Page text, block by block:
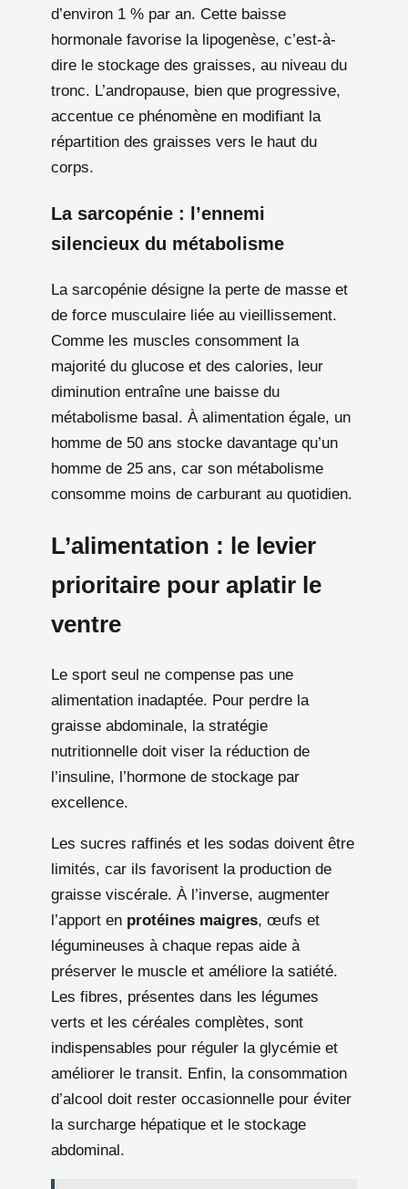
d’environ 1 % par an. Cette baisse
hormonale favorise la lipogenèse, c’est-à-
dire le stockage des graisses, au niveau du
tronc. L’andropause, bien que progressive,
accentue ce phénomène en modifiant la
répartition des graisses vers le haut du
corps.
La sarcopénie : l’ennemi
silencieux du métabolisme
La sarcopénie désigne la perte de masse et
de force musculaire liée au vieillissement.
Comme les muscles consomment la
majorité du glucose et des calories, leur
diminution entraîne une baisse du
métabolisme basal. À alimentation égale, un
homme de 50 ans stocke davantage qu’un
homme de 25 ans, car son métabolisme
consomme moins de carburant au quotidien.
L’alimentation : le levier
prioritaire pour aplatir le
ventre
Le sport seul ne compense pas une
alimentation inadaptée. Pour perdre la
graisse abdominale, la stratégie
nutritionnelle doit viser la réduction de
l’insuline, l’hormone de stockage par
excellence.
Les sucres raffinés et les sodas doivent être
limités, car ils favorisent la production de
graisse viscérale. À l’inverse, augmenter
l’apport en protéines maigres, œufs et
légumineuses à chaque repas aide à
préserver le muscle et améliore la satiété.
Les fibres, présentes dans les légumes
verts et les céréales complètes, sont
indispensables pour réguler la glycémie et
améliorer le transit. Enfin, la consommation
d’alcool doit rester occasionnelle pour éviter
la surcharge hépatique et le stockage
abdominal.